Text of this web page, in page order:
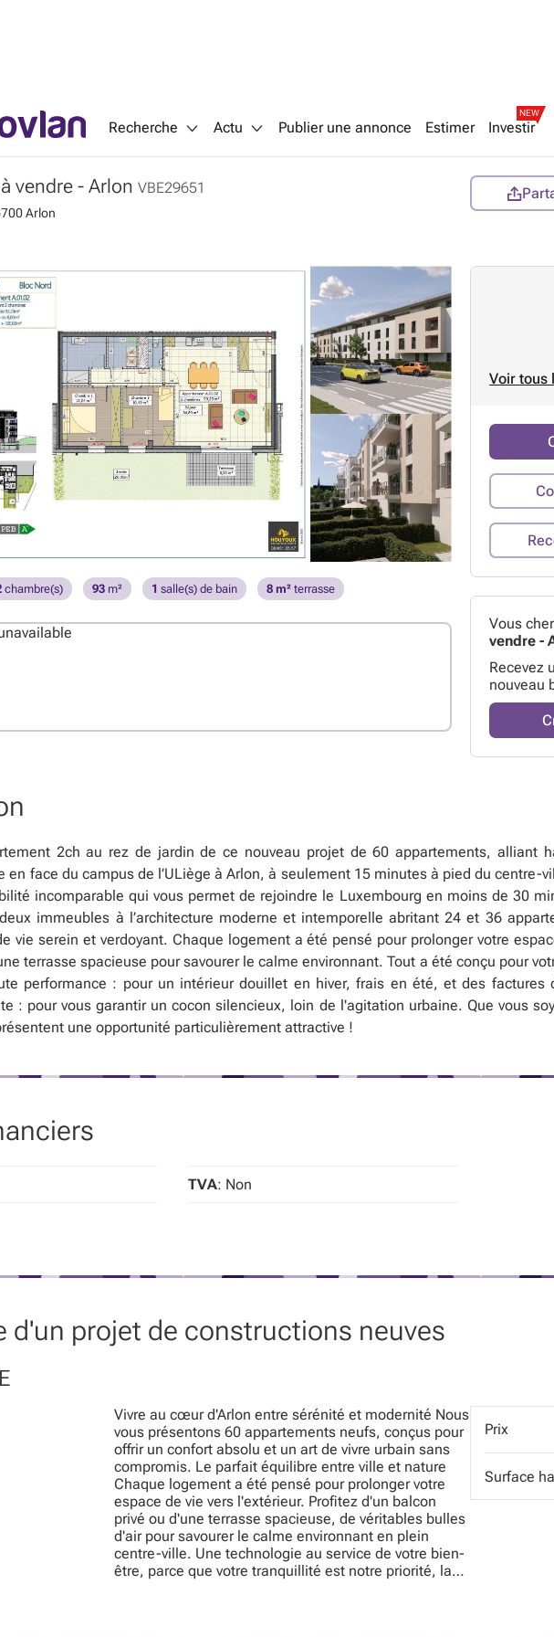
Recherche Actu Publier une annonce Estimer Investir
NEW
vendre - Arlon VBE29651
Arlon
chambre(s) 93 m² 1 salle(s) de bain 8 m² terrasse
Voir tous
Vous
vendre -
Recevez
nouveau
2ch au rez de jardin de ce nouveau projet de 60 appartements, alliant
en face du campus de l’ULiège à Arlon, à seulement 15 minutes à pied du centre-
incomparable qui vous permet de rejoindre le Luxembourg en moins de 30
immeubles à l’architecture moderne et intemporelle abritant 24 et 36
vie serein et verdoyant. Chaque logement a été pensé pour prolonger votre
terrasse spacieuse pour savourer le calme environnant. Tout a été conçu pour
performance : pour un intérieur douillet en hiver, frais en été, et des factures
: pour vous garantir un cocon silencieux, loin de l'agitation urbaine. Que vous
une opportunité particulièrement attractive !
TVA: Non
d'un projet de constructions neuves
Vivre au cœur d'Arlon entre sérénité et modernité Nous
vous présentons 60 appartements neufs, conçus pour
offrir un confort absolu et un art de vivre urbain sans
compromis. Le parfait équilibre entre ville et nature
Chaque logement a été pensé pour prolonger votre
espace de vie vers l'extérieur. Profitez d'un balcon
privé ou d'une terrasse spacieuse, de véritables bulles
d'air pour savourer le calme environnant en plein
centre-ville. Une technologie au service de votre bien-
être, parce que votre tranquillité est notre priorité, la
Prix
Surface